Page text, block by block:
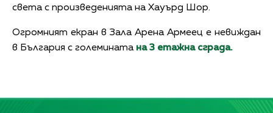
света с произведенията на Хауърд Шор.
Огромният екран в Зала Арена Армеец е невиждан
в България с големината на 3 етажна сграда.